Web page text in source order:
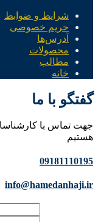
شرایط و ضوابط
حریم خصوصی
آدرس‌ها
محصولات
مطالب
خانه
گفتگو با ما
جهت تماس با
هستیم
09181110195
info@hamedanhaji.ir